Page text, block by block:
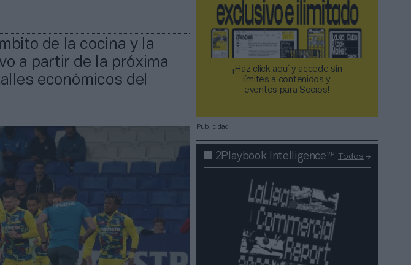
de la cocina y la
a partir de la próxima
económicos del
¡Haz click aquí y accede sin
límites a contenidos y
eventos para Socios!​​​​​​​
Publicidad
2Playbook Intelligence2P Todos